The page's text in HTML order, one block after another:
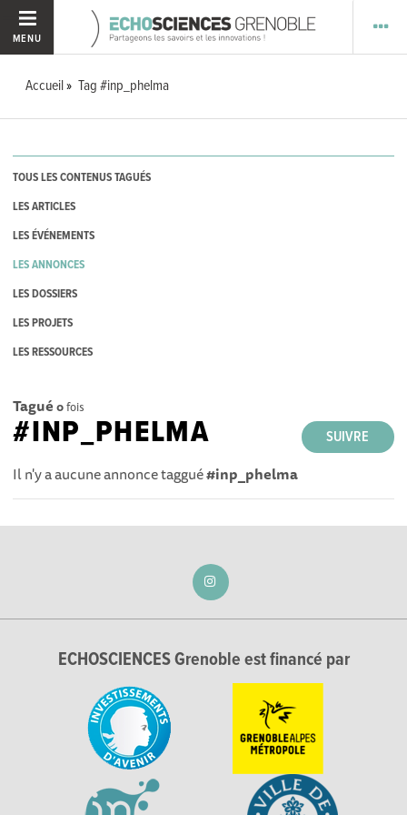
MENU
Accueil Tag #inp_phelma
TOUS LES CONTENUS TAGUÉS
LES ARTICLES
LES ÉVÉNEMENTS
LES ANNONCES
LES DOSSIERS
LES PROJETS
LES RESSOURCES
Tagué 0fois
SUIVRE
#INP_PHELMA
Il n'y a aucune annonce taggué#inp_phelma
ECHOSCIENCES Grenoble est financé par